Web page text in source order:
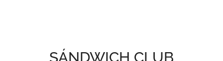
SÁNDWICH CLUB